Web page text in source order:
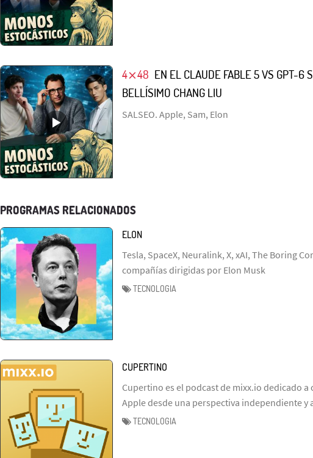
4⨯48 EN EL CLAUDE FABLE 5 VS GPT-6
BELLÍSIMO CHANG LIU
SALSEO. Apple, Sam, Elon
PROGRAMAS RELACIONADOS
ELON
Tesla, SpaceX, Neuralink, X, xAI, The Boring
compañías dirigidas por Elon Musk
TECNOLOGIA
CUPERTINO
Cupertino es el podcast de mixx.io dedicado
Apple desde una perspectiva independiente y
TECNOLOGIA